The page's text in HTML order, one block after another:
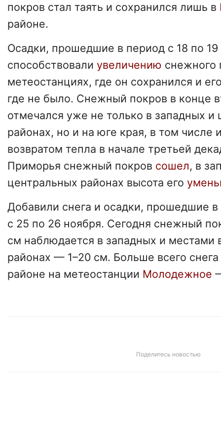
покров стал таять и сохранился лишь в
районе.
Осадки, прошедшие в период с 18 по 19
способствовали увеличению снежного
метеостанциях, где он сохранился и
где не было. Снежный покров в конце
отмечался уже не только в западных и
районах, но и на юге края, в том числе
возвратом тепла в начале третьей
Приморья снежный покров сошел, в
центральных районах высота его
Добавили снега и осадки, прошедшие
с 25 по 26 ноября. Сегодня снежный
см наблюдается в западных и местами
районах — 1–20 см. Больше всего
районе на метеостанции Молодежное
Поделитесь новостью